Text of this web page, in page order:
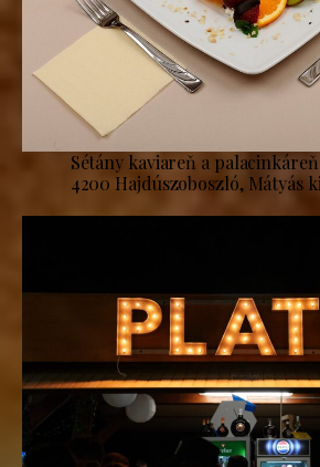
Sétány kaviareň a palacinkáreň
4200 Hajdúszoboszló, Mátyás